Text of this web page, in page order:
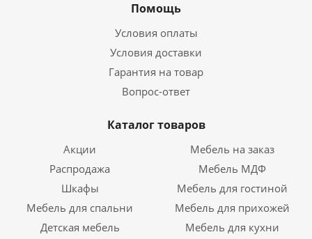
Помощь
Условия оплаты
Условия доставки
Гарантия на товар
Вопрос-ответ
Каталог товаров
Акции
Мебель на заказ
Распродажа
Мебель МДФ
Шкафы
Мебель для гостиной
Мебель для спальни
Мебель для прихожей
Детская мебель
Мебель для кухни